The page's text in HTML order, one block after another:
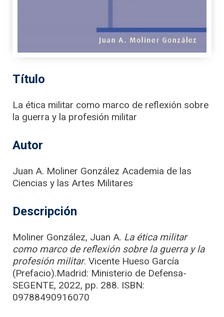
Título
La ética militar como marco de reflexión sobre
la guerra y la profesión militar
Autor
Juan A. Moliner González Academia de las
Ciencias y las Artes Militares
Descripción
Moliner González, Juan A. La ética militar
como marco de reflexión sobre la guerra y la
profesión militar. Vicente Hueso García
(Prefacio).Madrid: Ministerio de Defensa-
SEGENTE, 2022, pp. 288. ISBN:
09788490916070